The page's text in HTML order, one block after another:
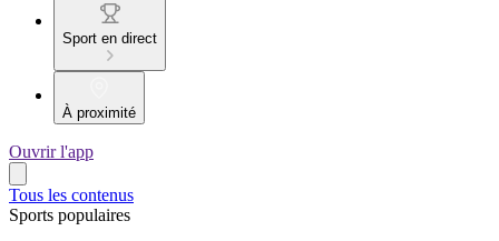
Sport en direct
À proximité
Ouvrir l'app
Tous les contenus
Sports populaires